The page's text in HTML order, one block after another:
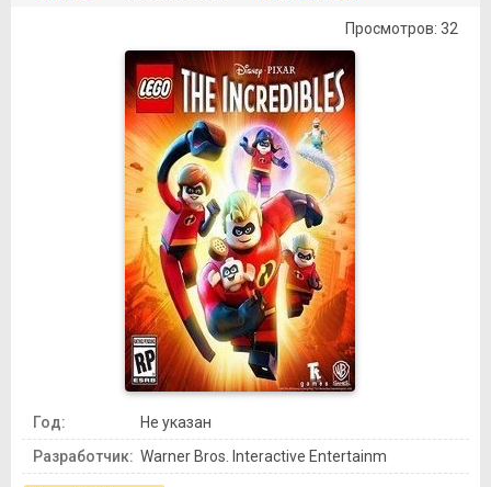
Просмотров: 32
Год:
Не указан
Разработчик: Warner Bros. Interactive Entertainm